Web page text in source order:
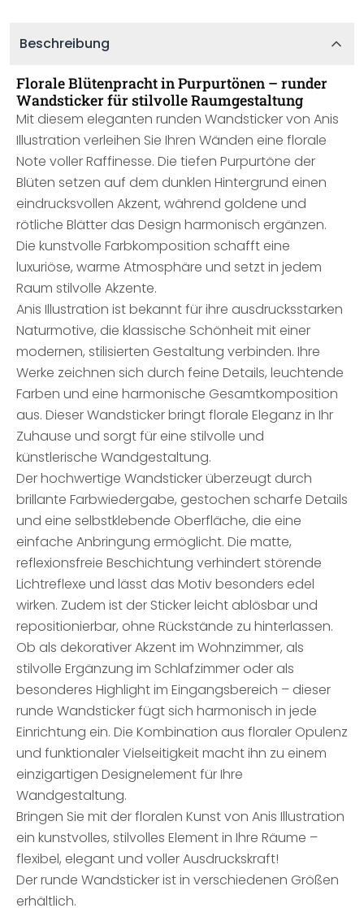
Beschreibung
Florale Blütenpracht in Purpurtönen – runder
Wandsticker für stilvolle Raumgestaltung
Mit diesem eleganten runden Wandsticker von Anis
Illustration verleihen Sie Ihren Wänden eine florale
Note voller Raffinesse. Die tiefen Purpurtöne der
Blüten setzen auf dem dunklen Hintergrund einen
eindrucksvollen Akzent, während goldene und
rötliche Blätter das Design harmonisch ergänzen.
Die kunstvolle Farbkomposition schafft eine
luxuriöse, warme Atmosphäre und setzt in jedem
Raum stilvolle Akzente.
Anis Illustration ist bekannt für ihre ausdrucksstarken
Naturmotive, die klassische Schönheit mit einer
modernen, stilisierten Gestaltung verbinden. Ihre
Werke zeichnen sich durch feine Details, leuchtende
Farben und eine harmonische Gesamtkomposition
aus. Dieser Wandsticker bringt florale Eleganz in Ihr
Zuhause und sorgt für eine stilvolle und
künstlerische Wandgestaltung.
Der hochwertige Wandsticker überzeugt durch
brillante Farbwiedergabe, gestochen scharfe Details
und eine selbstklebende Oberfläche, die eine
einfache Anbringung ermöglicht. Die matte,
reflexionsfreie Beschichtung verhindert störende
Lichtreflexe und lässt das Motiv besonders edel
wirken. Zudem ist der Sticker leicht ablösbar und
repositionierbar, ohne Rückstände zu hinterlassen.
Ob als dekorativer Akzent im Wohnzimmer, als
stilvolle Ergänzung im Schlafzimmer oder als
besonderes Highlight im Eingangsbereich – dieser
runde Wandsticker fügt sich harmonisch in jede
Einrichtung ein. Die Kombination aus floraler Opulenz
und funktionaler Vielseitigkeit macht ihn zu einem
einzigartigen Designelement für Ihre
Wandgestaltung.
Bringen Sie mit der floralen Kunst von Anis Illustration
ein kunstvolles, stilvolles Element in Ihre Räume –
flexibel, elegant und voller Ausdruckskraft!
Der runde Wandsticker ist in verschiedenen Größen
erhältlich.